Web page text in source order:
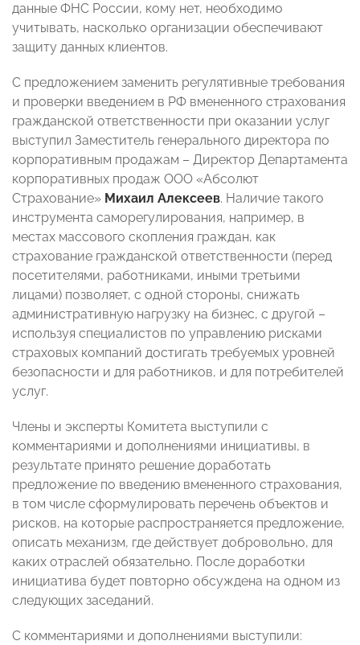
данные ФНС России, кому нет, необходимо
учитывать, насколько организации обеспечивают
защиту данных клиентов.
С предложением заменить регулятивные требования
и проверки введением в РФ вмененного страхования
гражданской ответственности при оказании услуг
выступил Заместитель генерального директора по
корпоративным продажам – Директор Департамента
корпоративных продаж ООО «Абсолют
Страхование» Михаил Алексеев. Наличие такого
инструмента саморегулирования, например, в
местах массового скопления граждан, как
страхование гражданской ответственности (перед
посетителями, работниками, иными третьими
лицами) позволяет, с одной стороны, снижать
административную нагрузку на бизнес, с другой –
используя специалистов по управлению рисками
страховых компаний достигать требуемых уровней
безопасности и для работников, и для потребителей
услуг.
Члены и эксперты Комитета выступили с
комментариями и дополнениями инициативы, в
результате принято решение доработать
предложение по введению вмененного страхования,
в том числе сформулировать перечень объектов и
рисков, на которые распространяется предложение,
описать механизм, где действует добровольно, для
каких отраслей обязательно. После доработки
инициатива будет повторно обсуждена на одном из
следующих заседаний.
С комментариями и дополнениями выступили: